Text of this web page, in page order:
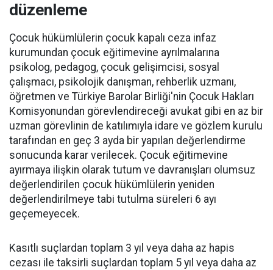
düzenleme
Çocuk hükümlülerin çocuk kapalı ceza infaz
kurumundan çocuk eğitimevine ayrılmalarına
psikolog, pedagog, çocuk gelişimcisi, sosyal
çalışmacı, psikolojik danışman, rehberlik uzmanı,
öğretmen ve Türkiye Barolar Birliği'nin Çocuk Hakları
Komisyonundan görevlendireceği avukat gibi en az bir
uzman görevlinin de katılımıyla idare ve gözlem kurulu
tarafından en geç 3 ayda bir yapılan değerlendirme
sonucunda karar verilecek. Çocuk eğitimevine
ayırmaya ilişkin olarak tutum ve davranışları olumsuz
değerlendirilen çocuk hükümlülerin yeniden
değerlendirilmeye tabi tutulma süreleri 6 ayı
geçemeyecek.
Kasıtlı suçlardan toplam 3 yıl veya daha az hapis
cezası ile taksirli suçlardan toplam 5 yıl veya daha az